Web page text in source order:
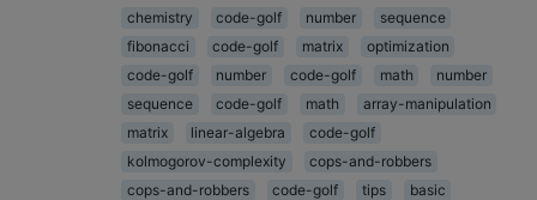
chemistry
code-golf number
sequence
fibonacci
code-golf matrix
optimization
code-golf
number code-golf math
number
sequence
code-golf math
array-manipulation
matrix
linear-algebra
code-golf
kolmogorov-complexity
cops-and-robbers
cops-and-robbers
code-golf tips
basic